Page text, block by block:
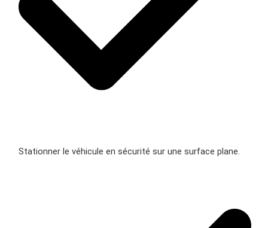
Stationner le véhicule en sécurité sur une surface plane.